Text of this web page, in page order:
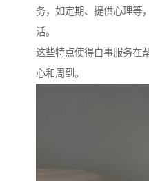
务，如定期、提供心理等
活。
这些特点使得白事服务在
心和周到。